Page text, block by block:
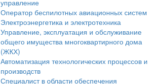
управление
Оператор беспилотных авиационных систем
Электроэнергетика и электротехника
Управление, эксплуатация и обслуживание
общего имущества многоквартирного дома
(ЖКХ)
Автоматизация технологических процессов и
производств
Специалист в области обеспечения